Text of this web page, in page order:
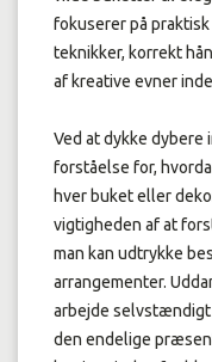
fokuserer på
teknikker, korrekt
af kreative evner
Ved at dykke dybere
forståelse for,
hver buket eller
vigtigheden af at
man kan udtrykke
arrangementer.
arbejde selvstændigt
den endelige